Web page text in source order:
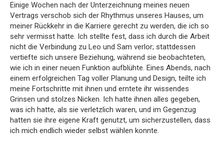
Einige Wochen nach der Unterzeichnung meines neuen
Vertrags verschob sich der Rhythmus unseres Hauses, um
meiner Rückkehr in die Karriere gerecht zu werden, die ich so
sehr vermisst hatte. Ich stellte fest, dass ich durch die Arbeit
nicht die Verbindung zu Leo und Sam verlor; stattdessen
vertiefte sich unsere Beziehung, während sie beobachteten,
wie ich in einer neuen Funktion aufblühte. Eines Abends, nach
einem erfolgreichen Tag voller Planung und Design, teilte ich
meine Fortschritte mit ihnen und erntete ihr wissendes
Grinsen und stolzes Nicken. Ich hatte ihnen alles gegeben,
was ich hatte, als sie verletzlich waren, und im Gegenzug
hatten sie ihre eigene Kraft genutzt, um sicherzustellen, dass
ich mich endlich wieder selbst wählen konnte.